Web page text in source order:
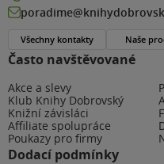
Často navštěvované
Akce a slevy
Klub Knihy Dobrovský
Knižní závisláci
Affiliate spolupráce
Poukazy pro firmy
Dodací podmínky
Všechny kontakty Naše